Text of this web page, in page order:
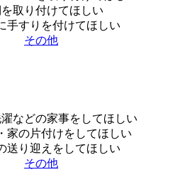
取り付けてほしい
手すりを付けてほしい
その他
などの家事をしてほしい
家の片付けをしてほしい
送り迎えをしてほしい
その他